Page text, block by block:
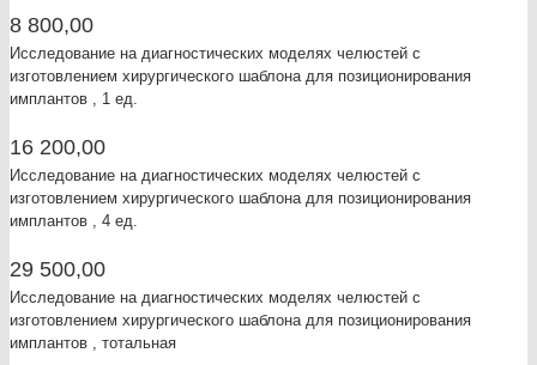
8 800,00
Исследование на диагностических моделях челюстей с
изготовлением хирургического шаблона для позиционирования
имплантов , 1 ед.
16 200,00
Исследование на диагностических моделях челюстей с
изготовлением хирургического шаблона для позиционирования
имплантов , 4 ед.
29 500,00
Исследование на диагностических моделях челюстей с
изготовлением хирургического шаблона для позиционирования
имплантов , тотальная